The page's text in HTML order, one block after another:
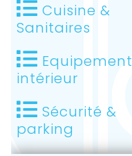
Cuisine &
Sanitaires
Equipement
intérieur
Sécurité &
parking